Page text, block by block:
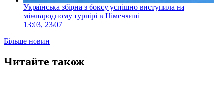
Українська збірна з боксу успішно виступила на
міжнародному турнірі в Німеччині
13:03, 23/07
Більше новин
Читайте також